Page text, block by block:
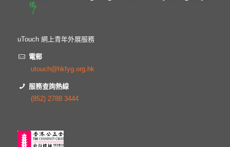
uTouch 網上青年外展服務
電郵
utouch@hkfyg.org.hk
服務查詢熱線
(852) 2788 3444